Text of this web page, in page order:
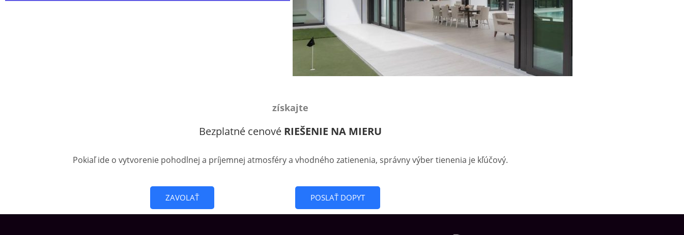
získajte
Bezplatné cenové RIEŠENIE NA MIERU
Pokiaľ ide o vytvorenie pohodlnej a príjemnej atmosféry a vhodného zatienenia, správny výber tienenia je kľúčový.
ZAVOLAŤ POSLAŤ DOPYT